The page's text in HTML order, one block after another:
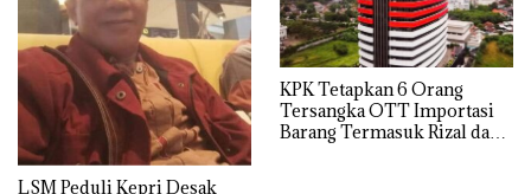
LSM Peduli Kepri Desak
KPK Tetapkan 6 Orang
Tersangka OTT Importasi
Barang Termasuk Rizal dan